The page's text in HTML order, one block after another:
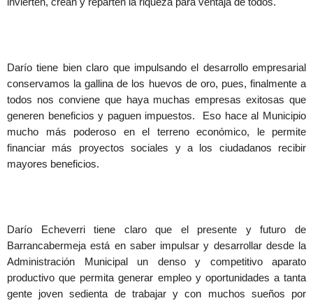
Darío tiene bien claro que impulsando el desarrollo empresarial
conservamos la gallina de los huevos de oro, pues, finalmente a
todos nos conviene que haya muchas empresas exitosas que
generen beneficios y paguen impuestos. Eso hace al Municipio
mucho más poderoso en el terreno económico, le permite
financiar más proyectos sociales y a los ciudadanos recibir
mayores beneficios.
Darío Echeverri tiene claro que el presente y futuro de
Barrancabermeja está en saber impulsar y desarrollar desde la
Administración Municipal un denso y competitivo aparato
productivo que permita generar empleo y oportunidades a tanta
gente joven sedienta de trabajar y con muchos sueños por